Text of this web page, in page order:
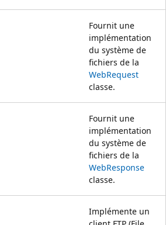
Fournit une
implémentation
du système de
fichiers de la
WebRequest
classe.
Fournit une
implémentation
du système de
fichiers de la
WebResponse
classe.
Implémente un